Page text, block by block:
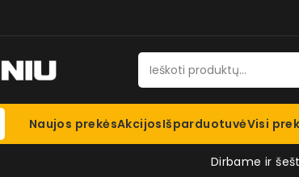
Naujos prekėsAkcijosIšparduotuvėVisi
Dirbame ir